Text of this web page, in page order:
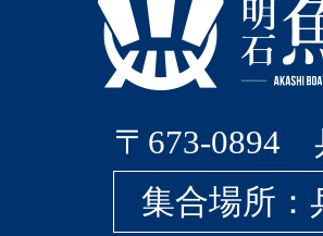
〒673-0894
集合場所：